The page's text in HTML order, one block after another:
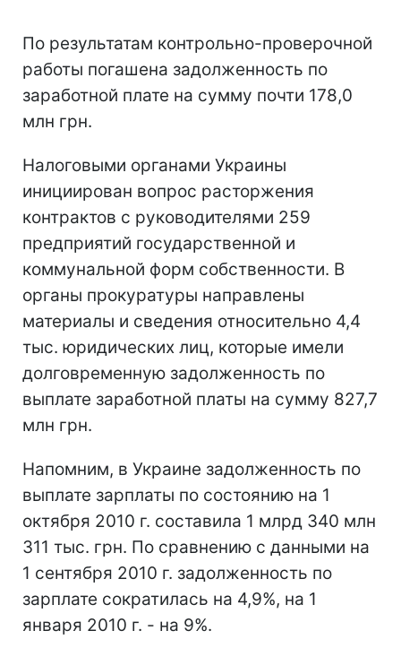
По результатам контрольно-проверочной
работы погашена задолженность по
заработной плате на сумму почти 178,0
млн грн.
Налоговыми органами Украины
инициирован вопрос расторжения
контрактов с руководителями 259
предприятий государственной и
коммунальной форм собственности. В
органы прокуратуры направлены
материалы и сведения относительно 4,4
тыс. юридических лиц, которые имели
долговременную задолженность по
выплате заработной платы на сумму 827,7
млн грн.
Напомним, в Украине задолженность по
выплате зарплаты по состоянию на 1
октября 2010 г. составила 1 млрд 340 млн
311 тыс. грн. По сравнению с данными на
1 сентября 2010 г. задолженность по
зарплате сократилась на 4,9%, на 1
января 2010 г. - на 9%.